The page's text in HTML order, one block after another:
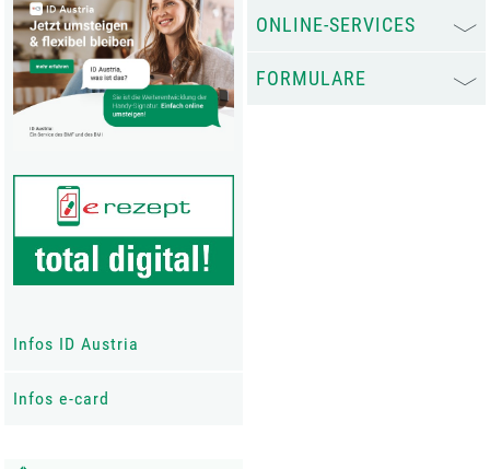
Infos ID Austria
Infos e-card
ONLINE-SERVICES
FORMULARE